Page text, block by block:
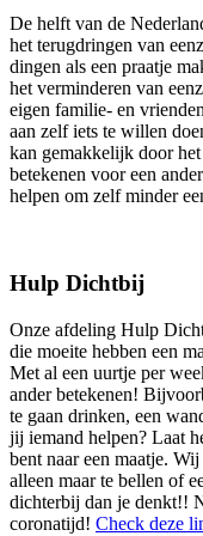
De helft van de
het terugdringen van
dingen als een praatje
het verminderen van
eigen familie- en
aan zelf iets te willen
kan gemakkelijk door
betekenen voor een
helpen om zelf minder
Hulp Dichtbij
Onze afdeling Hulp
die moeite hebben een
Met al een uurtje per
ander betekenen!
te gaan drinken, een
jij iemand helpen? Laat
bent naar een maatje.
alleen maar te bellen of
dichterbij dan je denkt!!
coronatijd! Check deze